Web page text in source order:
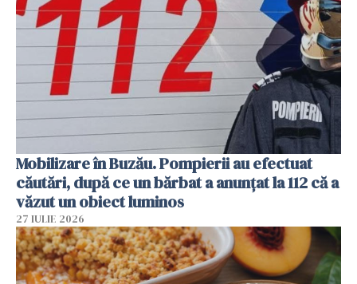
Mobilizare în Buzău. Pompierii au efectuat
căutări, după ce un bărbat a anunțat la 112 că a
văzut un obiect luminos
27 IULIE 2026